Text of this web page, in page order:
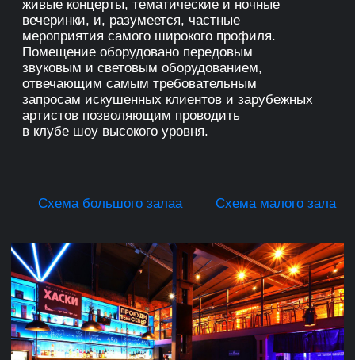
Схема большого залаа Схема малого зала
Factory © 2023 Санкт-Петербург,
Кожевенная линия, д. 40Д
Метро «Горный институт»